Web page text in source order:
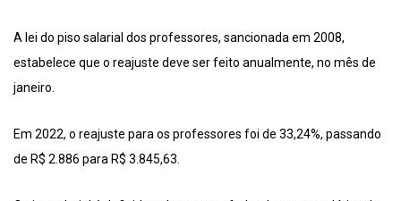
A lei do piso salarial dos professores, sancionada em 2008,
estabelece que o reajuste deve ser feito anualmente, no mês de
janeiro.
Em 2022, o reajuste para os professores foi de 33,24%, passando
de R$ 2.886 para R$ 3.845,63.